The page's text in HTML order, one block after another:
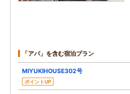
「アパ」を含む宿泊プラン
MIYUKIHOUSE302号
ポイントUP